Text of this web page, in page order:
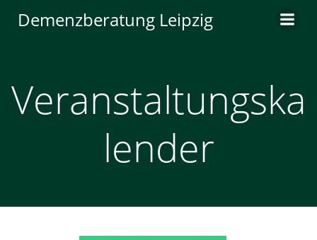
Inhalt
Demenzberatung Leipzig
Veranstaltungska
lender